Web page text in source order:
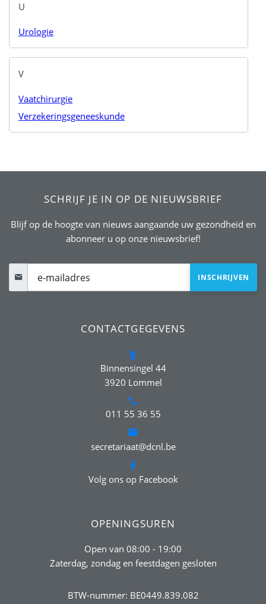
U
Urologie
V
Vaatchirurgie
Verzekeringsgeneeskunde
SCHRIJF JE IN OP DE NIEUWSBRIEF
Blijf op de hoogte van nieuws aangaande uw gezondheid en
abonneer u op onze nieuwsbrief!
CONTACTGEGEVENS
Binnensingel 44
3920 Lommel
011 55 36 55
secretariaat@dcnl.be
Volg ons op Facebook
OPENINGSUREN
Open van 08:00 - 19:00
Zaterdag, zondag en feestdagen gesloten
BTW-nummer: BE0449.839.082